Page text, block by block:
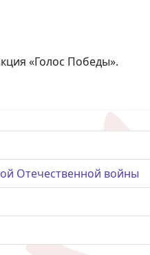
«Голос Победы».
Отечественной войны